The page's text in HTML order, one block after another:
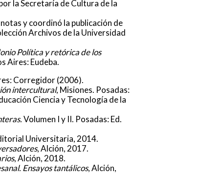
la Secretaría de Cultura de la
y coordinó la publicación de
Archivos de la Universidad
Política y retórica de los
Aires: Eudeba.
Corregidor (2006).
intercultural, Misiones. Posadas:
Ciencia y Tecnología de la
Volumen I y II. Posadas: Ed.
Universitaria, 2014.
, Alción, 2017.
, Alción, 2018.
Ensayos tantálicos, Alción,